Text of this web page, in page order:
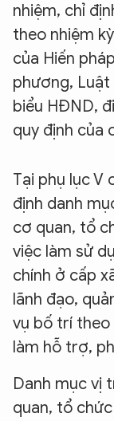
nhiệm, chỉ
theo nhiệm
của Hiến
phương, Luật
biểu HĐND,
quy định của
Tại phụ lục V
định danh
cơ quan, tổ
việc làm sử
chính ở cấp
lãnh đạo,
vụ bố trí theo
làm hỗ trợ,
Danh mục vị
quan, tổ